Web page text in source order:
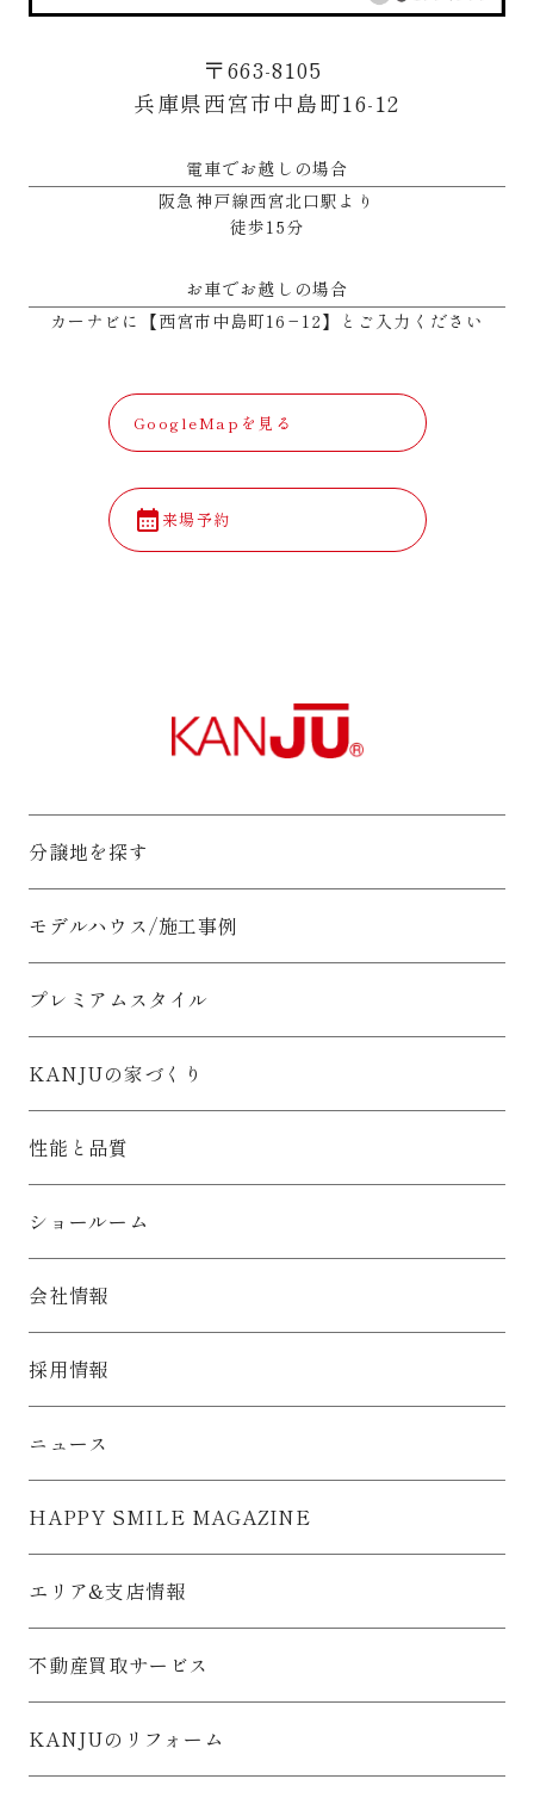
〒663-8105
兵庫県西宮市中島町16-12
電車でお越しの場合
阪急神戸線西宮北口駅より
徒歩15分
お車でお越しの場合
カーナビに【西宮市中島町16−12】とご入力ください
GoogleMapを見る
calendar_month 来場予約
分譲地を探す
モデルハウス/施工事例
プレミアムスタイル
KANJUの家づくり
性能と品質
ショールーム
会社情報
採用情報
ニュース
HAPPY SMILE MAGAZINE
エリア&支店情報
不動産買取サービス
KANJUのリフォーム